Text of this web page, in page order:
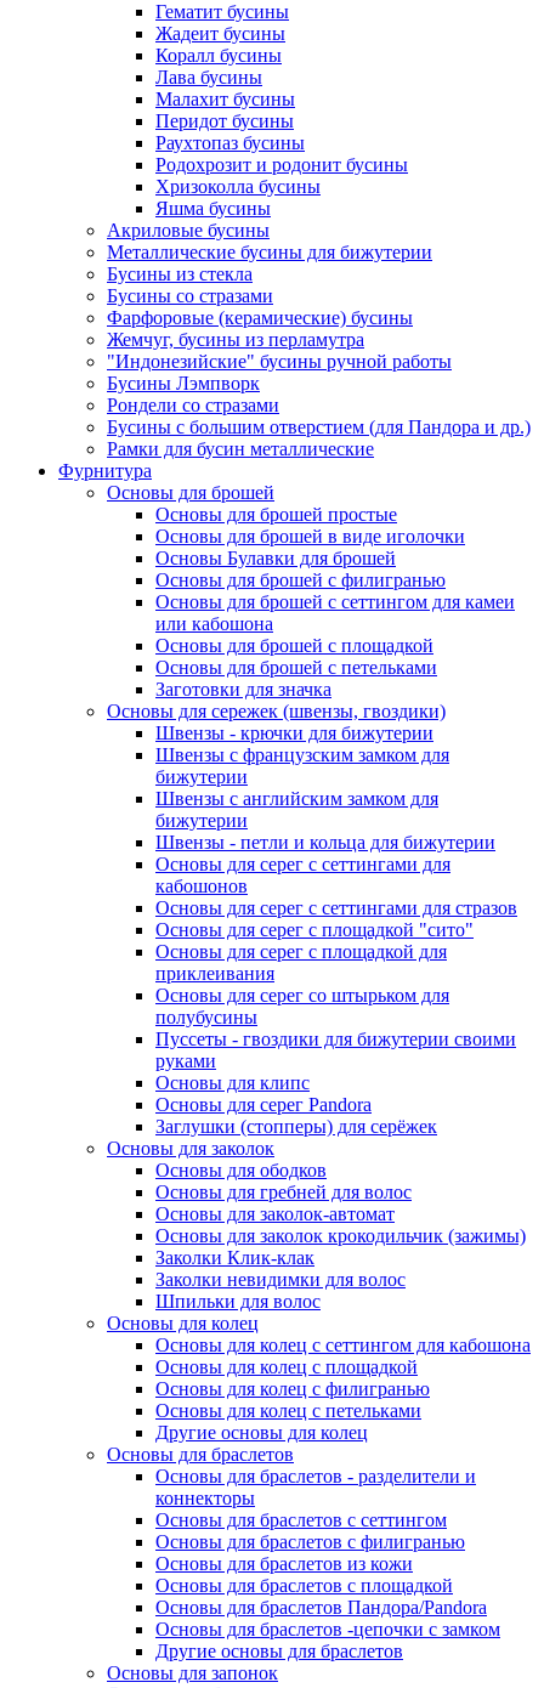
Гематит бусины
Жадеит бусины
Коралл бусины
Лава бусины
Малахит бусины
Перидот бусины
Раухтопаз бусины
Родохрозит и родонит бусины
Хризоколла бусины
Яшма бусины
Акриловые бусины
Металлические бусины для бижутерии
Бусины из стекла
Бусины со стразами
Фарфоровые (керамические) бусины
Жемчуг, бусины из перламутра
"Индонезийские" бусины ручной работы
Бусины Лэмпворк
Рондели со стразами
Бусины с большим отверстием (для Пандора и др.)
Рамки для бусин металлические
Фурнитура
Основы для брошей
Основы для брошей простые
Основы для брошей в виде иголочки
Основы Булавки для брошей
Основы для брошей с филигранью
Основы для брошей с сеттингом для камеи
или кабошона
Основы для брошей с площадкой
Основы для брошей с петельками
Заготовки для значка
Основы для сережек (швензы, гвоздики)
Швензы - крючки для бижутерии
Швензы с французским замком для
бижутерии
Швензы с английским замком для
бижутерии
Швензы - петли и кольца для бижутерии
Основы для серег с сеттингами для
кабошонов
Основы для серег с сеттингами для стразов
Основы для серег с площадкой "сито"
Основы для серег с площадкой для
приклеивания
Основы для серег со штырьком для
полубусины
Пуссеты - гвоздики для бижутерии своими
руками
Основы для клипс
Основы для серег Pandora
Заглушки (стопперы) для серёжек
Основы для заколок
Основы для ободков
Основы для гребней для волос
Основы для заколок-автомат
Основы для заколок крокодильчик (зажимы)
Заколки Клик-клак
Заколки невидимки для волос
Шпильки для волос
Основы для колец
Основы для колец с сеттингом для кабошона
Основы для колец с площадкой
Основы для колец с филигранью
Основы для колец с петельками
Другие основы для колец
Основы для браслетов
Основы для браслетов - разделители и
коннекторы
Основы для браслетов с сеттингом
Основы для браслетов с филигранью
Основы для браслетов из кожи
Основы для браслетов с площадкой
Основы для браслетов Пандора/Pandora
Основы для браслетов -цепочки с замком
Другие основы для браслетов
Основы для запонок